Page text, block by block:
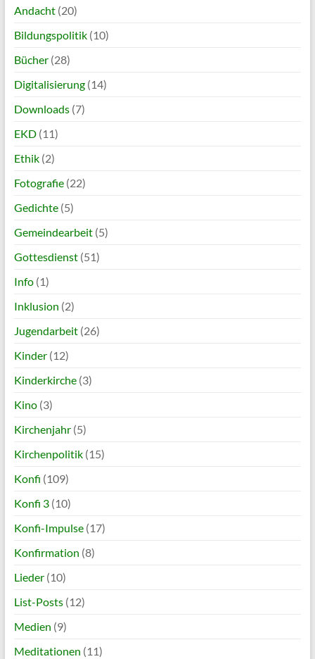
Andacht(20)
Bildungspolitik(10)
Bücher(28)
Digitalisierung(14)
Downloads(7)
EKD(11)
Ethik(2)
Fotografie(22)
Gedichte(5)
Gemeindearbeit(5)
Gottesdienst(51)
Info(1)
Inklusion (2)
Jugendarbeit(26)
Kinder(12)
Kinderkirche(3)
Kino(3)
Kirchenjahr(5)
Kirchenpolitik(15)
Konfi (109)
Konfi 3(10)
Konfi-Impulse(17)
Konfirmation (8)
Lieder(10)
List-Posts(12)
Medien (9)
Meditationen (11)